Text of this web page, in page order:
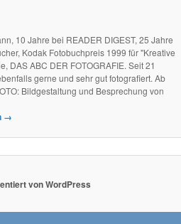
10 Jahre bei READER DIGEST, 25 Jahre
Kodak Fotobuchpreis 1999 für "Kreative
DAS ABC DER FOTOGRAFIE. Seit 21
gerne und sehr gut fotografiert. Ab
Bildgestaltung und Besprechung von
→
von WordPress